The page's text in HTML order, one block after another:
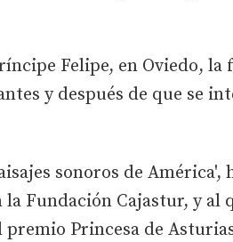
Felipe, en Oviedo,
y después de que se
sonoros de América',
Fundación Cajastur, y al
Princesa de